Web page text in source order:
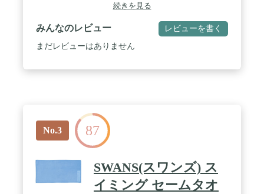
続きを見る
みんなのレビュー レビューを書く
まだレビューはありません
No.3 87
SWANS(スワンズ) ス
イミング セームタオ